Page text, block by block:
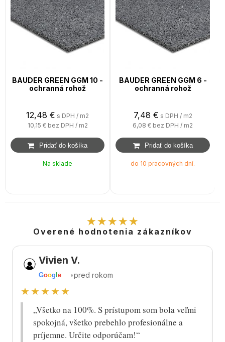
BAUDER GREEN GGM 10 -
ochranná rohož
12,48 € s DPH / m2
10,15 € bez DPH / m2
Na sklade
BAUDER GREEN GGM 6 -
ochranná rohož
7,48 € s DPH / m2
6,08 € bez DPH / m2
do 10 pracovných dní.
★★★★★
Overené hodnotenia zákazníkov
Vivien V.
Goog le •pred rokom
★★★★★
„Všetko na 100%. S prístupom som bola veľmi
spokojná, všetko prebehlo profesionálne a
príjemne. Určite odporúčam!“